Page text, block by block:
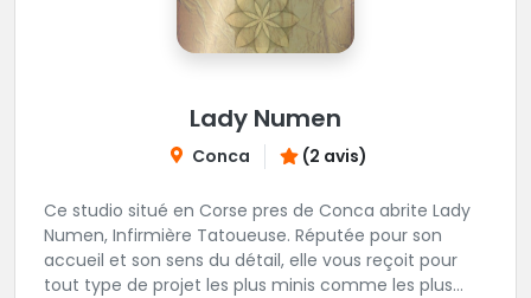
Lady Numen
Conca (2 avis)
Ce studio situé en Corse pres de Conca abrite Lady
Numen, Infirmière Tatoueuse. Réputée pour son
accueil et son sens du détail, elle vous reçoit pour
tout type de projet les plus minis comme les plus